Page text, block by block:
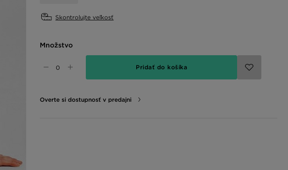
Skontrolujte veľkosť
Množstvo
Pridať do košíka
Overte si dostupnosť v predajni